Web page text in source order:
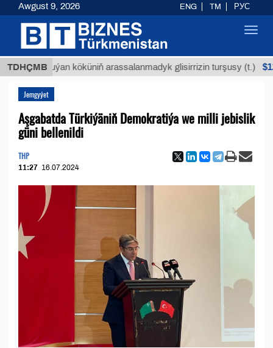
TDHÇMB
Buýan köküniň arassalanmadyk glisirrizin turşusy (t.)
Jemgyýet
Aşgabatda Türkiýäniň Demokratiýa we milli jebislik
güni bellenildi
THP
11:27 16.07.2024
Awgust 9, 2026 ENG TM РУС